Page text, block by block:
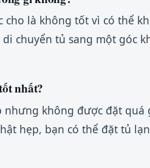
là không tốt vì có thể
chuyển tủ sang một góc
nhất?
không được đặt quá
hẹp, bạn có thể đặt tủ